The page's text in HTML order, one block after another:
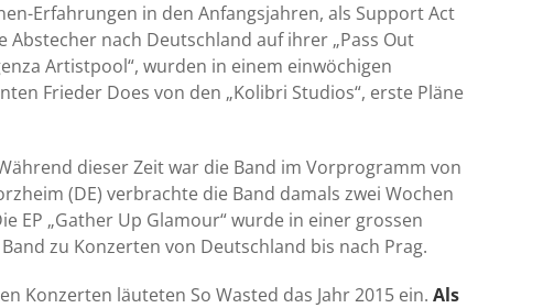
Erfahrungen in den Anfangsjahren, als Support Act
Abstecher nach Deutschland auf ihrer „Pass Out
Artistpool“, wurden in einem einwöchigen
Frieder Does von den „Kolibri Studios“, erste Pläne
dieser Zeit war die Band im Vorprogramm von
(DE) verbrachte die Band damals zwei Wochen
EP „Gather Up Glamour“ wurde in einer grossen
zu Konzerten von Deutschland bis nach Prag.
Konzerten läuteten So Wasted das Jahr 2015 ein. Als